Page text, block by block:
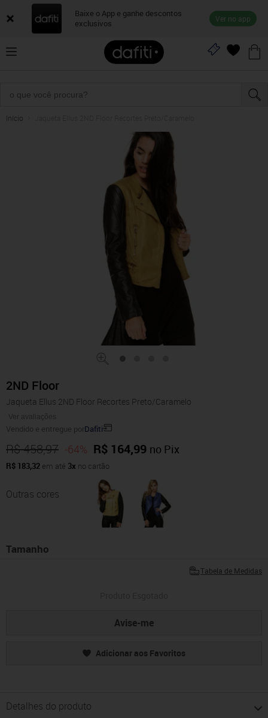
Baixe o App e ganhe descontos
exclusivos
Ver no app
Início
2ND Floor
Jaqueta Ellus 2ND Floor Recortes Preto/Caramelo
Ver avaliações
Vendido e entregue porDafiti
R$ 458,97 -64% R$ 164,99 no Pix
R$ 183,32 em até 3x no cartão
Outras cores
Tamanho
Tabela de Medidas
Avise-me
Adicionar aos Favoritos
Detalhes do produto